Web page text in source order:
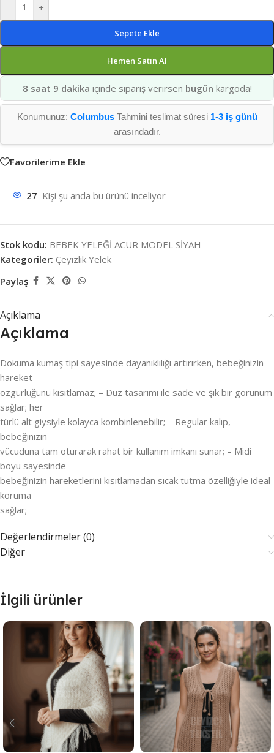
-
+
Sepete Ekle
Hemen Satın Al
8 saat 9 dakika içinde sipariş verirsen bugün kargoda!
Konumunuz: ColumbusTahmini teslimat süresi 1-3 iş günü
arasındadır.
Favorilerime Ekle
27 Kişi şu anda bu ürünü inceliyor
Stok kodu: BEBEK YELEĞİ ACUR MODEL SİYAH
Kategoriler: Çeyizlik Yelek
Paylaş
Açıklama
Açıklama
Dokuma kumaş tipi sayesinde dayanıklılığı artırırken, bebeğinizin
hareket
özgürlüğünü kısıtlamaz; – Düz tasarımı ile sade ve şık bir görünüm
sağlar; her
türlü alt giysiyle kolayca kombinlenebilir; – Regular kalıp,
bebeğinizin
vücuduna tam oturarak rahat bir kullanım imkanı sunar; – Midi
boyu sayesinde
bebeğinizin hareketlerini kısıtlamadan sıcak tutma özelliğiyle ideal
koruma
sağlar;
Değerlendirmeler (0)
Diğer
İlgili ürünler